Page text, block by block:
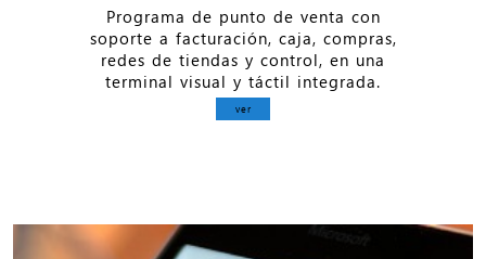
Programa de punto de venta con
soporte a facturación, caja, compras,
redes de tiendas y control, en una
terminal visual y táctil integrada.
ver